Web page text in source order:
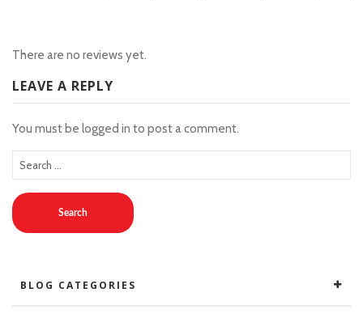
There are no reviews yet.
LEAVE A REPLY
You must be logged in to post a comment.
Search
BLOG CATEGORIES